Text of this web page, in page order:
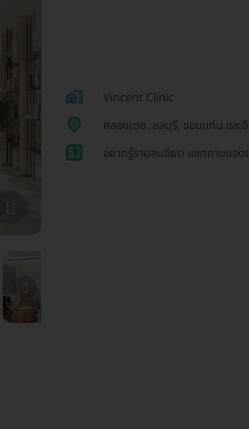
Vincent Clinic
คลองเตย, ชลบุรี, ขอนแก่น และ
1
อยากรู้รายละเอียด แชทถามแอด